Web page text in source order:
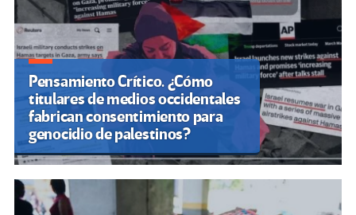
Pensamiento Crítico. ¿Cómo
titulares de medios occidentales
fabrican consentimiento para
genocidio de palestinos?